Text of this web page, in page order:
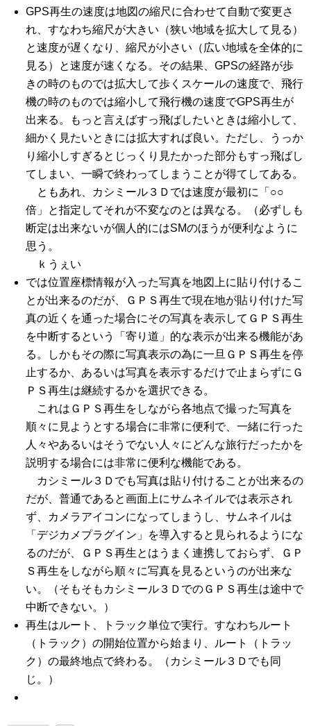
GPS再生の速度は地図の縮尺に合わせて自動で変更さ
れ、すなわち縮尺が大きい（狭い地域を拡大して見る）
と速度が遅くなり、縮尺が小さい（広い地域を全体的に
見る）と速度が速くなる。その結果、GPSの経路が歩
きの時のものでは拡大して歩くスケールの速度で、飛行
機の時のものでは縮小して飛行機の速度でGPS再生が
出来る。もっと言えばすっ飛ばしたいときは縮小して、
細かく見たいときには拡大すれば良い。ただし、うっか
り縮小しすぎるとじっくり見たかった部分もすっ飛ばし
てしまい、一瞬で終わってしまうことが得てしてある。
ともあれ、カシミール３Ｄでは速度が最初に「○○
倍」と指定してそれが不変なのとは異なる。（必ずしも
断定は出来ないが個人的にはSMのほうが便利なように
思う。
ｋうぇい
では位置座標情報が入った写真を地図上に貼り付けるこ
とが出来るのだが、ＧＰＳ再生で現在地が貼り付けた写
真の近くを通った場合にその写真を表示してＧＰＳ再生
を中断するという「寄り道」的な表示が出来る機能があ
る。しかもその際に写真表示の為に一旦ＧＰＳ再生を停
止するか、あるいは写真を表示するだけで止まらずにＧ
ＰＳ再生は継続するかを選択できる。
これはＧＰＳ再生をしながら各地点で撮った写真を
順々に見ようとする場合に非常に便利で、一緒に行った
人々やあるいはそうでない人々にどんな旅行だったかを
説明する場合には非常に便利な機能である。
カシミール３Ｄでも写真は貼り付けることが出来るの
だが、普通であると画面上にサムネイルでは表示され
ず、カメラアイコンになってしまうし、サムネイルは
「デジカメプラグイン」を導入すると見られるようにな
るのだが、ＧＰＳ再生とはうまく連携しておらず、ＧＰ
Ｓ再生をしながら順々に写真を見るというのが出来な
い。（そもそもカシミール３ＤでのＧＰＳ再生は途中で
中断できない。）
再生はルート、トラック単位で実行。すなわちルート
（トラック）の開始位置から始まり、ルート（トラッ
ク）の最終地点で終わる。（カシミール３Ｄでも同
じ。）